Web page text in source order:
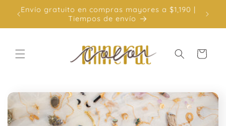
directamente
3 Meses Sin Intereses con Mercado Pago,
compra mínima de $3,500
Carrito